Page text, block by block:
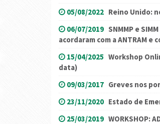
05/08/2022 Reino Unido:
06/07/2019 SNMMP e
acordaram com a ANTRAM e
15/04/2025 Workshop
data)
09/03/2017 Greves nos
23/11/2020 Estado de
25/03/2019 WORKSHOP: